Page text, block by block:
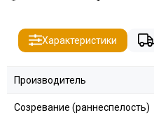
Характеристики
Производитель
Созревание (раннеспелость)